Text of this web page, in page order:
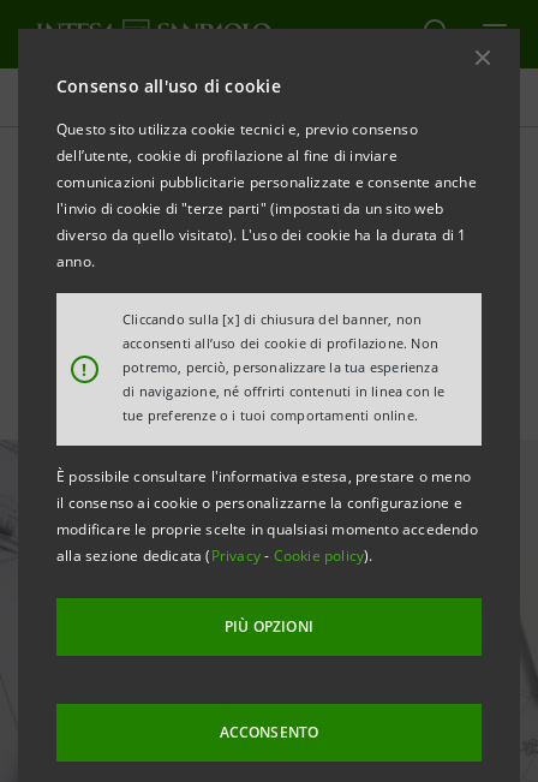
Consenso all'uso di cookie
Questo sito utilizza cookie tecnici e, previo consenso
dell’utente, cookie di profilazione al fine di inviare
comunicazioni pubblicitarie personalizzate e consente anche
l'invio di cookie di "terze parti" (impostati da un sito web
diverso da quello visitato). L'uso dei cookie ha la durata di 1
anno.
!
Cliccando sulla [x] di chiusura del banner, non
acconsenti all’uso dei cookie di profilazione. Non
potremo, perciò, personalizzare la tua esperienza
di navigazione, né offrirti contenuti in linea con le
tue preferenze o i tuoi comportamenti online.
È possibile consultare l'informativa estesa, prestare o meno
il consenso ai cookie o personalizzarne la configurazione e
modificare le proprie scelte in qualsiasi momento accedendo
alla sezione dedicata (Privacy- Cookie policy).
PIÙ OPZIONI
ACCONSENTO
Tutte le news
Supporto all’export di
tecnologia italiana Pietro
Fiorentini verso l'Uzbekistan